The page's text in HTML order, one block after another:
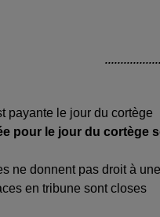
payante le jour du cortège
pour le jour du cortège
ne donnent pas droit à
en tribune sont closes